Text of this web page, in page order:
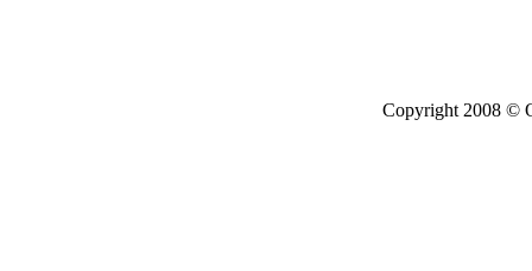
Copyright 2008 ©